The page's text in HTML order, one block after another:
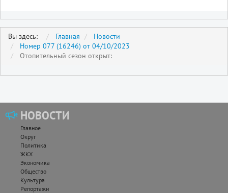
Вы здесь: Главная
Новости
Номер 077 (16246) от 04/10/2023
Отопительный сезон открыт:
НОВОСТИ
Главное
Округ
Политика
ЖКХ
Экономика
Общество
Культура
Репортажи